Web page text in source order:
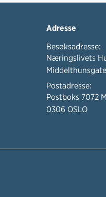
Adresse
Besøksadresse:
Næringslivets
Postadresse:
Postboks 7072
0306 OSLO